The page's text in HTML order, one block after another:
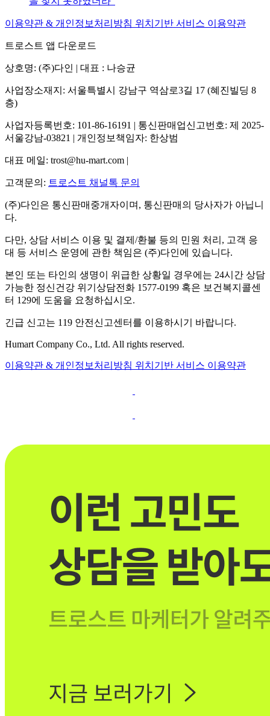
이용약관 & 개인정보처리방침 위치기반 서비스 이용약관
트로스트 앱 다운로드
상호명: (주)다인 | 대표 : 나승균
사업장소재지: 서울특별시 강남구 역삼로3길 17 (혜진빌딩 8
층)
사업자등록번호: 101-86-16191 | 통신판매업신고번호: 제 2025-
서울강남-03821 | 개인정보책임자: 한상범
대표 메일: trost@hu-mart.com |
고객문의: 트로스트 채널톡 문의
(주)다인은 통신판매중개자이며, 통신판매의 당사자가 아닙니
다.
다만, 상담 서비스 이용 및 결제/환불 등의 민원 처리, 고객 응
대 등 서비스 운영에 관한 책임은 (주)다인에 있습니다.
본인 또는 타인의 생명이 위급한 상황일 경우에는 24시간 상담
가능한 정신건강 위기상담전화 1577-0199 혹은 보건복지콜센
터 129에 도움을 요청하십시오.
긴급 신고는 119 안전신고센터를 이용하시기 바랍니다.
Humart Company Co., Ltd. All rights reserved.
이용약관 & 개인정보처리방침 위치기반 서비스 이용약관